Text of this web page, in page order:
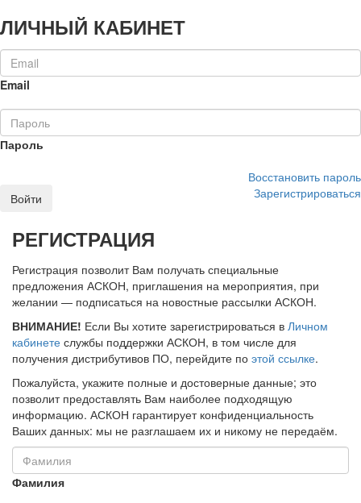
ЛИЧНЫЙ КАБИНЕТ
Email
Пароль
Восстановить пароль
Войти
Зарегистрироваться
РЕГИСТРАЦИЯ
Регистрация позволит Вам получать специальные
предложения АСКОН, приглашения на мероприятия, при
желании — подписаться на новостные рассылки АСКОН.
ВНИМАНИЕ! Если Вы хотите зарегистрироваться в Личном
кабинете службы поддержки АСКОН, в том числе для
получения дистрибутивов ПО, перейдите по этой ссылке.
Пожалуйста, укажите полные и достоверные данные; это
позволит предоставлять Вам наиболее подходящую
информацию. АСКОН гарантирует конфиденциальность
Ваших данных: мы не разглашаем их и никому не передаём.
Фамилия